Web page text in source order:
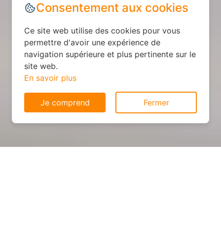
Consentement aux cookies
Ce site web utilise des cookies pour vous
permettre d'avoir une expérience de
navigation supérieure et plus pertinente sur le
site web.
En savoir plus
Je comprend Fermer